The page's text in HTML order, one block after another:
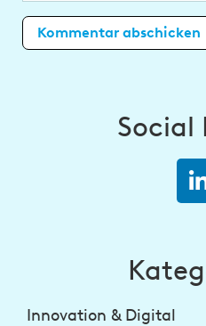
Social
Innovation & Digital